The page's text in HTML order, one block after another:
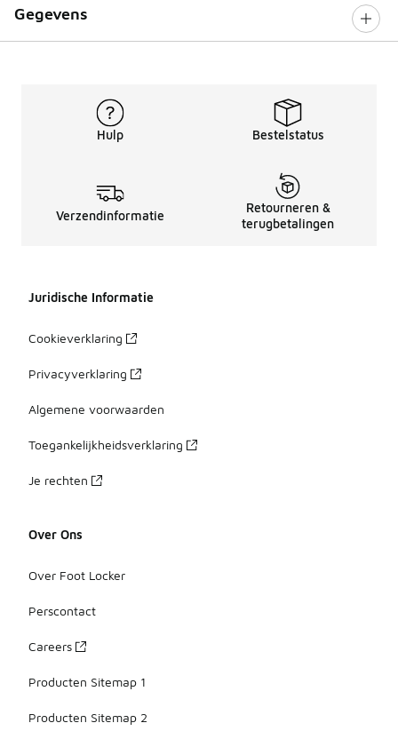
Gegevens
Hulp Bestelstatus
Verzendinformatie
Retourneren &
terugbetalingen
Juridische Informatie
Cookieverklaring
Privacyverklaring
Algemene voorwaarden
Toegankelijkheidsverklaring
Je rechten
Over Ons
Over Foot Locker
Perscontact
Careers
Producten Sitemap 1
Producten Sitemap 2